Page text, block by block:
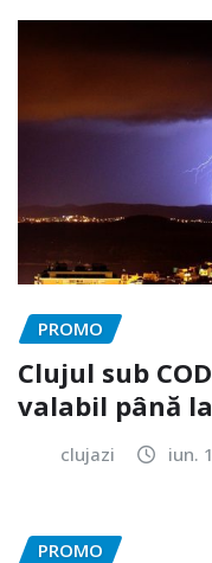
PROMO
Clujul sub
valabil până
clujazi iun.
PROMO